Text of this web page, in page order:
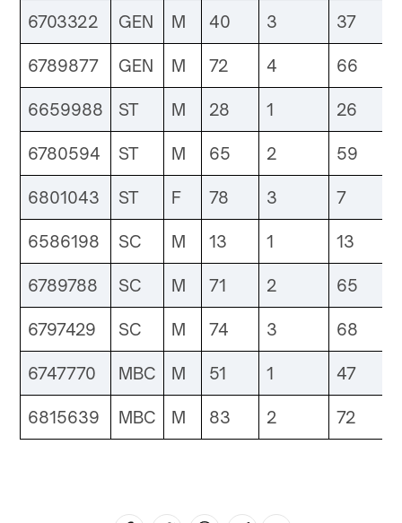
6703322 GEN M 40 3 37
6789877 GEN M 72 4 66
6659988 ST M 28 1 26
6780594 ST M 65 2 59
6801043 ST F 78 3 7
6586198 SC M 13 1 13
6789788 SC M 71 2 65
6797429 SC M 74 3 68
6747770 MBC M 51 1 47
6815639 MBC M 83 2 72